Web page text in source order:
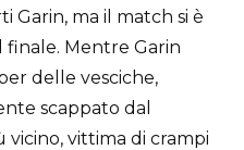
Garin, ma il match si è
finale. Mentre Garin
delle vesciche,
scappato dal
vicino, vittima di crampi